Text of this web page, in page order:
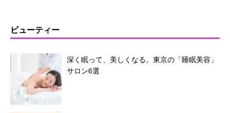
ビューティー
深く眠って、美しくなる。東京の「睡眠美容」
サロン6選